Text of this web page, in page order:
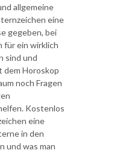
allgemeine
eine
gegeben, bei
für ein wirklich
sind und
Horoskop
noch Fragen
Kostenlos
eine
in den
und was man